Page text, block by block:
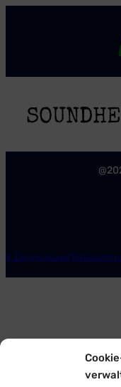
# Impressum